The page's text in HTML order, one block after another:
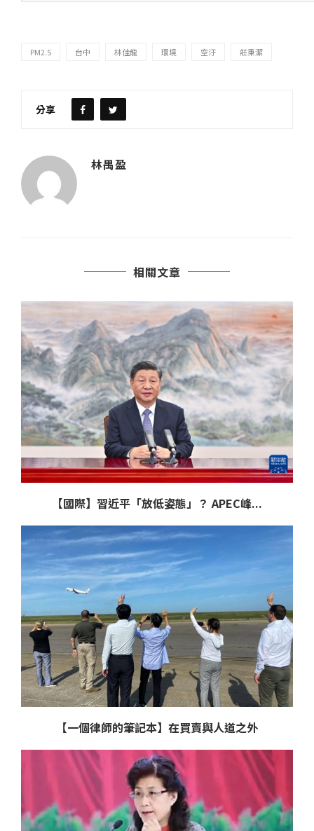
PM2.5 台中 林佳龍 環境 空汙 莊秉潔
分享
林禺盈
相關文章
【國際】習近平「放低姿態」？ APEC峰...
【一個律師的筆記本】在買賣與人道之外